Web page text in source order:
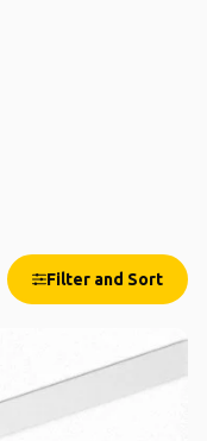
Filter and Sort